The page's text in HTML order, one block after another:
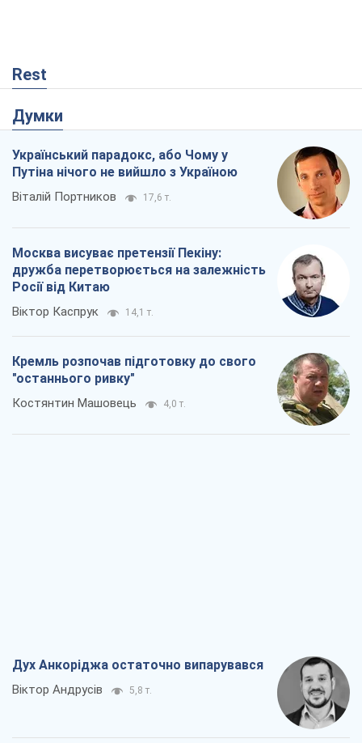
Rest
Думки
Український парадокс, або Чому у
Путіна нічого не вийшло з Україною
Віталій Портников 17,6 т.
Москва висуває претензії Пекіну:
дружба перетворюється на залежність
Росії від Китаю
Віктор Каспрук 14,1 т.
Кремль розпочав підготовку до свого
"останнього ривку"
Костянтин Машовець 4,0 т.
Дух Анкоріджа остаточно випарувався
Віктор Андрусів 5,8 т.